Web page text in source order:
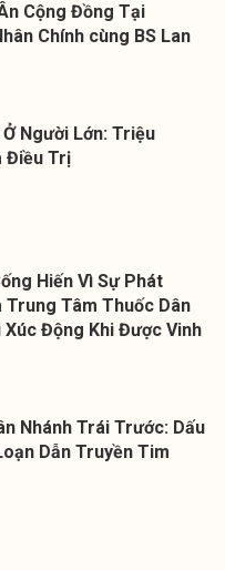
Cộng Đồng Tại
Chính cùng BS Lan
Ở Người Lớn: Triệu
Điều Trị
Hiến Vì Sự Phát
Trung Tâm Thuốc Dân
Động Khi Được Vinh
Nhánh Trái Trước: Dấu
Dẫn Truyền Tim